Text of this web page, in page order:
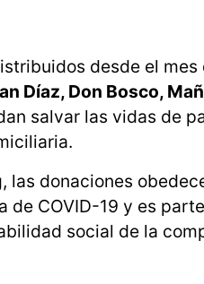
desde el
Díaz, Don Bosco,
salvar las vidas de
las donaciones
de COVID-19 y es
social de la